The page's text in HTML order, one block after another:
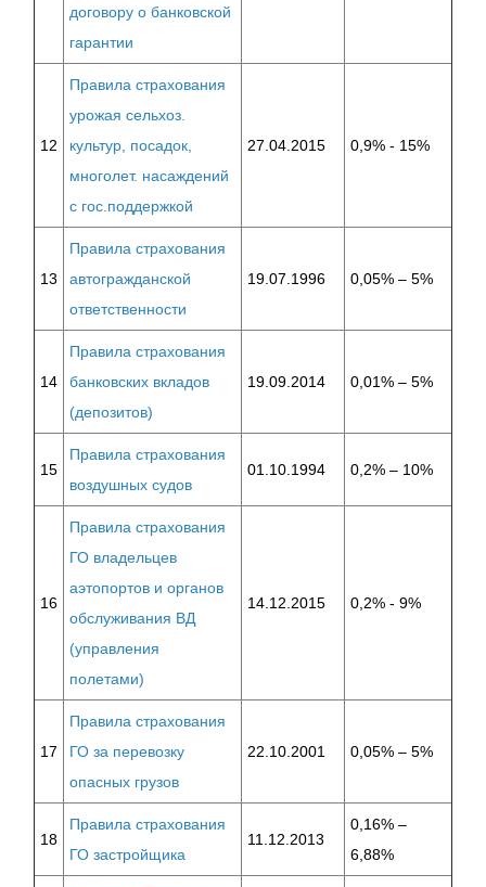
договору о банковской
гарантии
12
Правила страхования
урожая сельхоз.
культур, посадок,
многолет. насаждений
с гос.поддержкой
27.04.2015 0,9% - 15%
13
Правила страхования
автогражданской
ответственности
19.07.1996 0,05% – 5%
14
Правила страхования
банковских вкладов
(депозитов)
19.09.2014 0,01% – 5%
15
Правила страхования
воздушных судов
01.10.1994 0,2% – 10%
16
Правила страхования
ГО владельцев
аэтопортов и органов
обслуживания ВД
(управления
полетами)
14.12.2015 0,2% - 9%
17
Правила страхования
ГО за перевозку
опасных грузов
22.10.2001 0,05% – 5%
18
Правила страхования
ГО застройщика
11.12.2013
0,16% –
6,88%